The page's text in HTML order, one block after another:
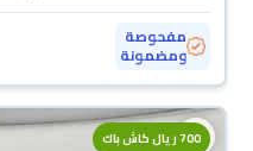
مفحوصة
ومضمونة
700 ريال كاش باك